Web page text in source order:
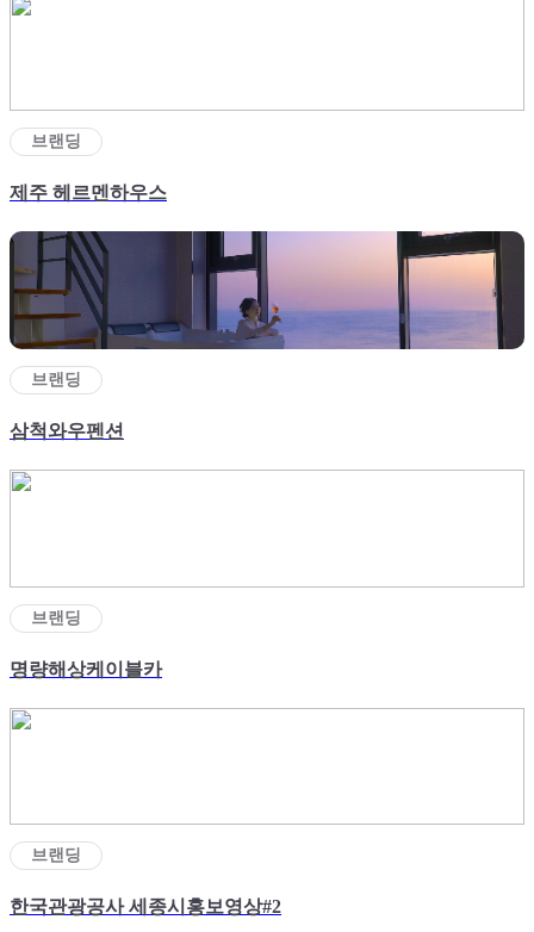
브랜딩
제주 헤르멘하우스
브랜딩
삼척와우펜션
브랜딩
명량해상케이블카
브랜딩
한국관광공사 세종시홍보영상#2